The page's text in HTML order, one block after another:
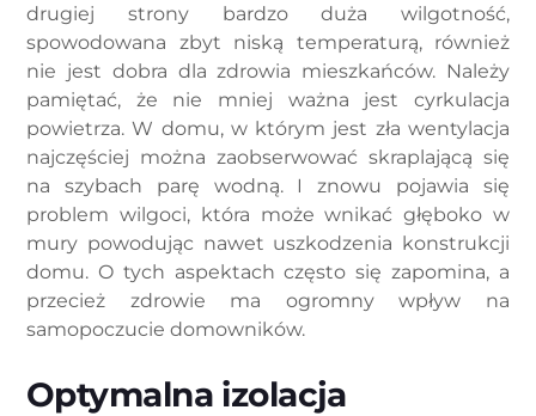
drugiej strony bardzo duża wilgotność,
spowodowana zbyt niską temperaturą, również
nie jest dobra dla zdrowia mieszkańców. Należy
pamiętać, że nie mniej ważna jest cyrkulacja
powietrza. W domu, w którym jest zła wentylacja
najczęściej można zaobserwować skraplającą się
na szybach parę wodną. I znowu pojawia się
problem wilgoci, która może wnikać głęboko w
mury powodując nawet uszkodzenia konstrukcji
domu. O tych aspektach często się zapomina, a
przecież zdrowie ma ogromny wpływ na
samopoczucie domowników.
Optymalna izolacja